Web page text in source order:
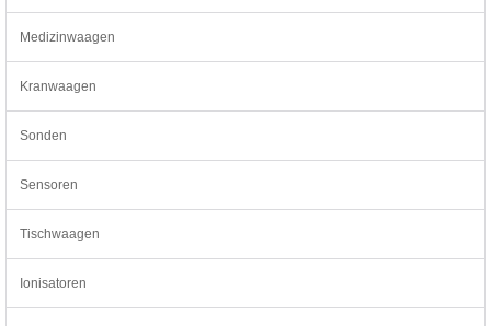
Medizinwaagen
Kranwaagen
Sonden
Sensoren
Tischwaagen
Ionisatoren